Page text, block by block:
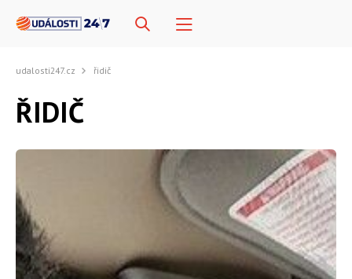
udalosti247.cz řidič
ŘIDIČ